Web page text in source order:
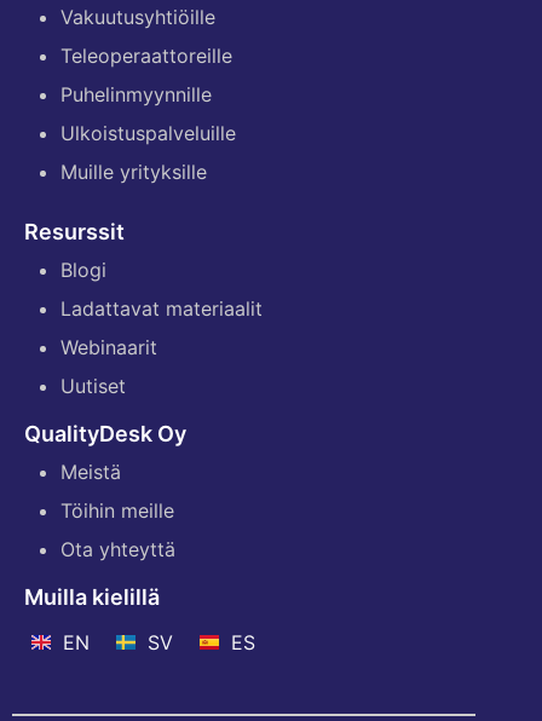
Vakuutusyhtiöille
Teleoperaattoreille
Puhelinmyynnille
Ulkoistuspalveluille
Muille yrityksille
Resurssit
Blogi
Ladattavat materiaalit
Webinaarit
Uutiset
QualityDesk Oy
Meistä
Töihin meille
Ota yhteyttä
Muilla kielillä
EN SV ES